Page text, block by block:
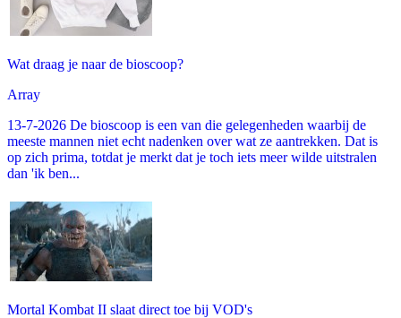
Wat draag je naar de bioscoop?
Array
13-7-2026 De bioscoop is een van die gelegenheden waarbij de
meeste mannen niet echt nadenken over wat ze aantrekken. Dat is
op zich prima, totdat je merkt dat je toch iets meer wilde uitstralen
dan 'ik ben...
Mortal Kombat II slaat direct toe bij VOD's